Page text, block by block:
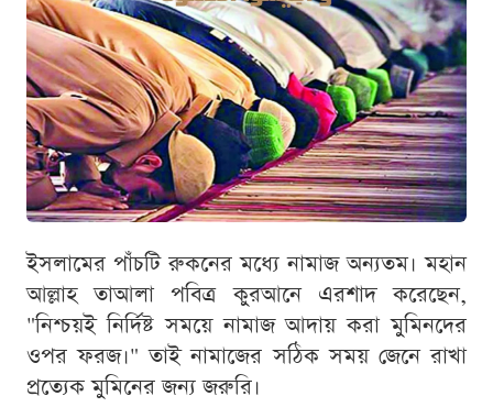
ইসলামের পাঁচটি রুকনের মধ্যে নামাজ অন্যতম। মহান
আল্লাহ তাআলা পবিত্র কুরআনে এরশাদ করেছেন,
"নিশ্চয়ই নির্দিষ্ট সময়ে নামাজ আদায় করা মুমিনদের
ওপর ফরজ।" তাই নামাজের সঠিক সময় জেনে রাখা
প্রত্যেক মুমিনের জন্য জরুরি।